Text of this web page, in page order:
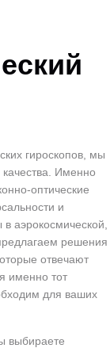
гироскопов, мы
Именно
оптические
и
в аэрокосмической,
решения
отвечают
именно тот
для ваших
выбираете